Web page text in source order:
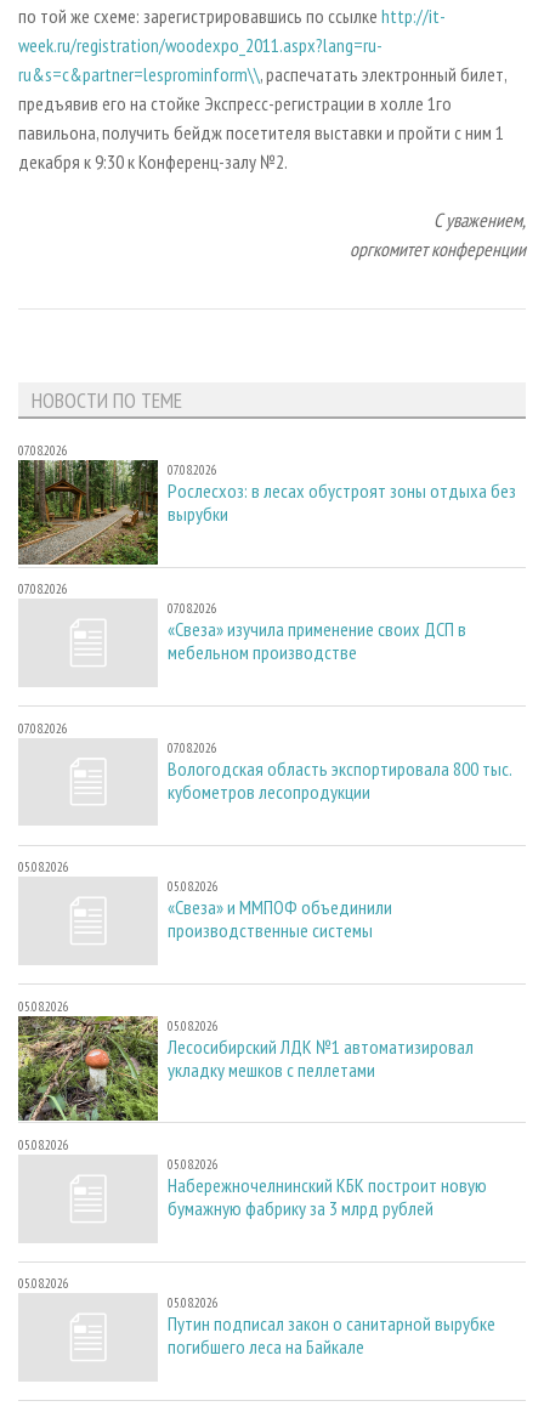
по той же схеме: зарегистрировавшись по ссылке http://it-
week.ru/registration/woodexpo_2011.aspx?lang=ru-
ru&s=c&partner=lesprominform\\, распечатать электронный билет,
предъявив его на стойке Экспресс-регистрации в холле 1го
павильона, получить бейдж посетителя выставки и пройти с ним 1
декабря к 9:30 к Конференц-залу №2.
С уважением,
оргкомитет конференции
НОВОСТИ ПО ТЕМЕ
07.08.2026
07.08.2026
Рослесхоз: в лесах обустроят зоны отдыха без
вырубки
07.08.2026
07.08.2026
«Свеза» изучила применение своих ДСП в
мебельном производстве
07.08.2026
07.08.2026
Вологодская область экспортировала 800 тыс.
кубометров лесопродукции
05.08.2026
05.08.2026
«Свеза» и ММПОФ объединили
производственные системы
05.08.2026
05.08.2026
Лесосибирский ЛДК №1 автоматизировал
укладку мешков с пеллетами
05.08.2026
05.08.2026
Набережночелнинский КБК построит новую
бумажную фабрику за 3 млрд рублей
05.08.2026
05.08.2026
Путин подписал закон о санитарной вырубке
погибшего леса на Байкале